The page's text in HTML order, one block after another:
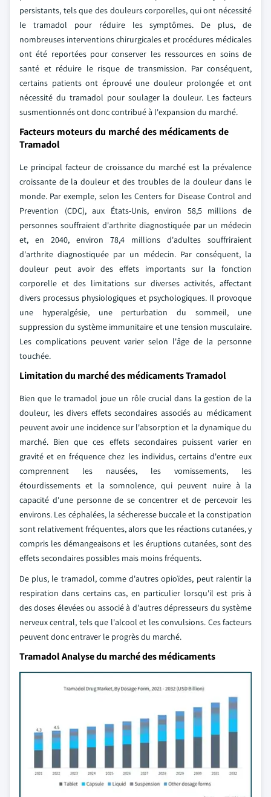
persistants, tels que des douleurs corporelles, qui ont nécessité
le tramadol pour réduire les symptômes. De plus, de
nombreuses interventions chirurgicales et procédures médicales
ont été reportées pour conserver les ressources en soins de
santé et réduire le risque de transmission. Par conséquent,
certains patients ont éprouvé une douleur prolongée et ont
nécessité du tramadol pour soulager la douleur. Les facteurs
susmentionnés ont donc contribué à l'expansion du marché.
Facteurs moteurs du marché des médicaments de
Tramadol
Le principal facteur de croissance du marché est la prévalence
croissante de la douleur et des troubles de la douleur dans le
monde. Par exemple, selon les Centers for Disease Control and
Prevention (CDC), aux États-Unis, environ 58,5 millions de
personnes souffraient d'arthrite diagnostiquée par un médecin
et, en 2040, environ 78,4 millions d'adultes souffriraient
d'arthrite diagnostiquée par un médecin. Par conséquent, la
douleur peut avoir des effets importants sur la fonction
corporelle et des limitations sur diverses activités, affectant
divers processus physiologiques et psychologiques. Il provoque
une hyperalgésie, une perturbation du sommeil, une
suppression du système immunitaire et une tension musculaire.
Les complications peuvent varier selon l'âge de la personne
touchée.
Limitation du marché des médicaments Tramadol
Bien que le tramadol joue un rôle crucial dans la gestion de la
douleur, les divers effets secondaires associés au médicament
peuvent avoir une incidence sur l'absorption et la dynamique du
marché. Bien que ces effets secondaires puissent varier en
gravité et en fréquence chez les individus, certains d'entre eux
comprennent les nausées, les vomissements, les
étourdissements et la somnolence, qui peuvent nuire à la
capacité d'une personne de se concentrer et de percevoir les
environs. Les céphalées, la sécheresse buccale et la constipation
sont relativement fréquentes, alors que les réactions cutanées, y
compris les démangeaisons et les éruptions cutanées, sont des
effets secondaires possibles mais moins fréquents.
De plus, le tramadol, comme d'autres opioïdes, peut ralentir la
respiration dans certains cas, en particulier lorsqu'il est pris à
des doses élevées ou associé à d'autres dépresseurs du système
nerveux central, tels que l'alcool et les convulsions. Ces facteurs
peuvent donc entraver le progrès du marché.
Tramadol Analyse du marché des médicaments